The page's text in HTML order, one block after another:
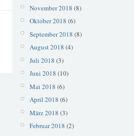
November 2018 (8)
Oktober 2018 (6)
September 2018 (8)
August 2018 (4)
Juli 2018 (3)
Juni 2018 (10)
Mai 2018 (6)
April 2018 (6)
März 2018 (3)
Februar 2018 (2)